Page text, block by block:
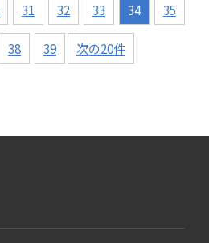
31 32 33 34 35
38 39 次の20件